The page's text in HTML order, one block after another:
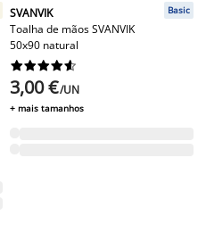
SVANVIK
Toalha de mãos SVANVIK
50x90 natural
Basic






3,00 €/UN
+ mais tamanhos